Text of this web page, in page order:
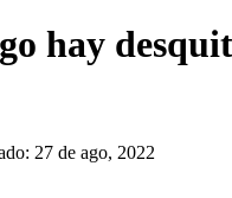
hay
27 de ago, 2022